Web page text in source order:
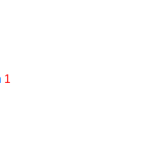
1